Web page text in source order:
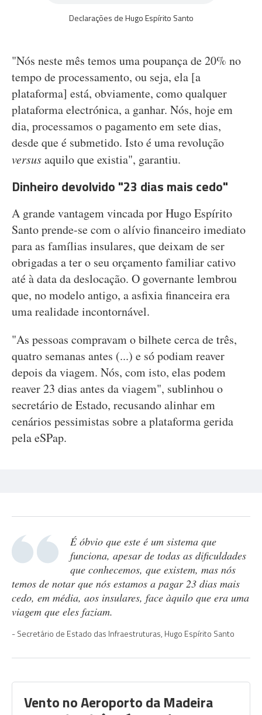
Declarações de Hugo Espírito Santo
"Nós neste mês temos uma poupança de 20% no
tempo de processamento, ou seja, ela [a
plataforma] está, obviamente, como qualquer
plataforma electrónica, a ganhar. Nós, hoje em
dia, processamos o pagamento em sete dias,
desde que é submetido. Isto é uma revolução
versusaquilo que existia", garantiu.
Dinheiro devolvido "23 dias mais cedo"
A grande vantagem vincada por Hugo Espírito
Santo prende-se com o alívio financeiro imediato
para as famílias insulares, que deixam de ser
obrigadas a ter o seu orçamento familiar cativo
até à data da deslocação. O governante lembrou
que, no modelo antigo, a asfixia financeira era
uma realidade incontornável.
"As pessoas compravam o bilhete cerca de três,
quatro semanas antes (...) e só podiam reaver
depois da viagem. Nós, com isto, elas podem
reaver 23 dias antes da viagem", sublinhou o
secretário de Estado, recusando alinhar em
cenários pessimistas sobre a plataforma gerida
pela eSPap.
É óbvio que este é um sistema que
funciona, apesar de todas as dificuldades
que conhecemos, que existem, mas nós
temos de notar que nós estamos a pagar 23 dias mais
cedo, em média, aos insulares, face àquilo que era uma
viagem que eles faziam.
Secretário de Estado das Infraestruturas, Hugo Espírito Santo
Vento no Aeroporto da Madeira